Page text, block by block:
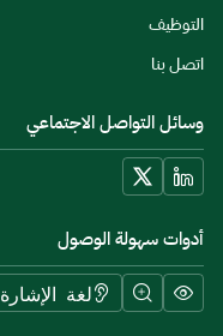
التوظيف
اتصل بنا
وسائل التواصل الاجتماعي
أدوات سهولة الوصول
لغة الإشارة